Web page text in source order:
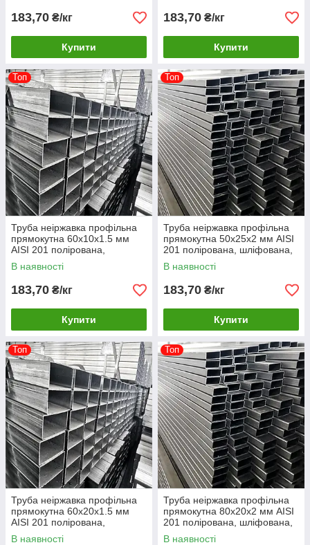
183,70 ₴/кг
Купити
183,70 ₴/кг
Купити
Топ
Труба неіржавка профільна
прямокутна 60х10х1.5 мм
AISI 201 полірована,
шліфована, матова
В наявності
183,70 ₴/кг
Купити
Топ
Труба неіржавка профільна
прямокутна 50х25х2 мм AISI
201 полірована, шліфована,
матова
В наявності
183,70 ₴/кг
Купити
Топ
Труба неіржавка профільна
прямокутна 60х20х1.5 мм
AISI 201 полірована,
шліфована, матова
В наявності
Топ
Труба неіржавка профільна
прямокутна 80х20х2 мм AISI
201 полірована, шліфована,
матова
В наявності